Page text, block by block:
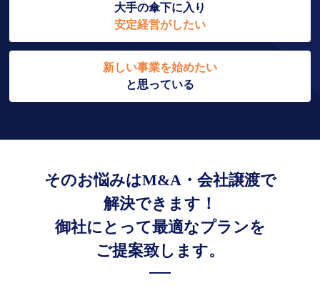
大手の傘下に入り
安定経営がしたい
新しい事業を始めたい
と思っている
そのお悩みはM&A・会社譲渡で
解決できます！
御社にとって最適なプランを
ご提案致します。